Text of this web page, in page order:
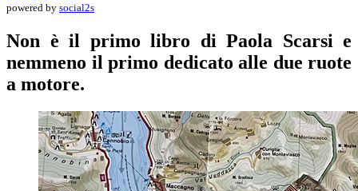
powered by social2s
Non è il primo libro di Paola Scarsi e
nemmeno il primo dedicato alle due ruote
a motore.